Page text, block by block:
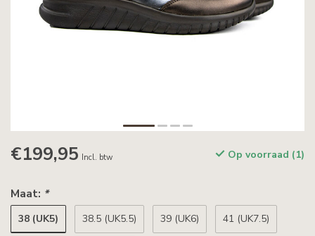
€199,95 Incl. btw Op voorraad (1)
Maat: *
38 (UK5) 38.5 (UK5.5) 39 (UK6) 41 (UK7.5)